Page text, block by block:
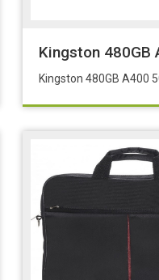
Gaming Kulaklık
Kingston 480GB